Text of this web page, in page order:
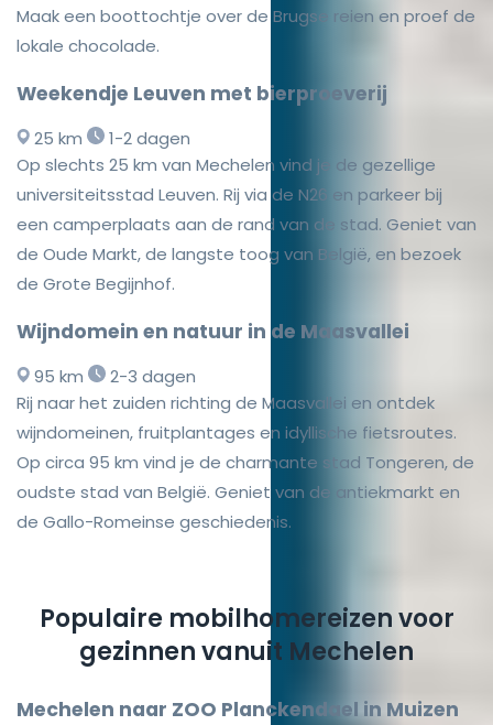
Maak een boottochtje over de Brugse reien en proef de
lokale chocolade.
Weekendje Leuven met bierproeverij
25 km
1-2 dagen
Op slechts 25 km van Mechelen vind je de gezellige
universiteitsstad Leuven. Rij via de N26 en parkeer bij
een camperplaats aan de rand van de stad. Geniet van
de Oude Markt, de langste toog van België, en bezoek
de Grote Begijnhof.
Wijndomein en natuur in de Maasvallei
95 km
2-3 dagen
Rij naar het zuiden richting de Maasvallei en ontdek
wijndomeinen, fruitplantages en idyllische fietsroutes.
Op circa 95 km vind je de charmante stad Tongeren, de
oudste stad van België. Geniet van de antiekmarkt en
de Gallo-Romeinse geschiedenis.
Populaire mobilhomereizen voor
gezinnen vanuit Mechelen
Mechelen naar ZOO Planckendael in Muizen